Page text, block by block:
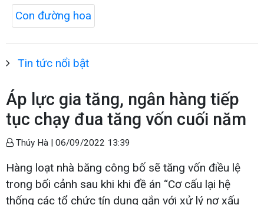
Con đường hoa
Tin tức nổi bật
Áp lực gia tăng, ngân hàng tiếp
tục chạy đua tăng vốn cuối năm
Thúy Hà | 06/09/2022 13:39
Hàng loạt nhà băng công bố sẽ tăng vốn điều lệ
trong bối cảnh sau khi khi đề án “Cơ cấu lại hệ
thống các tổ chức tín dụng gắn với xử lý nợ xấu